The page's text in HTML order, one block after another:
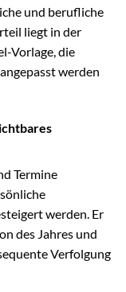
und berufliche
liegt in der
Vorlage, die
werden
Termine
werden. Er
des Jahres und
Verfolgung